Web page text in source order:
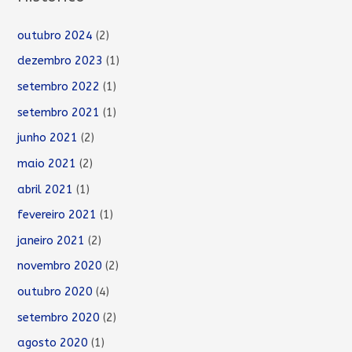
d
e
o
outubro 2024 (2)
dezembro 2023 (1)
setembro 2022 (1)
setembro 2021 (1)
junho 2021 (2)
maio 2021 (2)
abril 2021 (1)
fevereiro 2021 (1)
janeiro 2021 (2)
novembro 2020 (2)
outubro 2020 (4)
setembro 2020 (2)
agosto 2020 (1)